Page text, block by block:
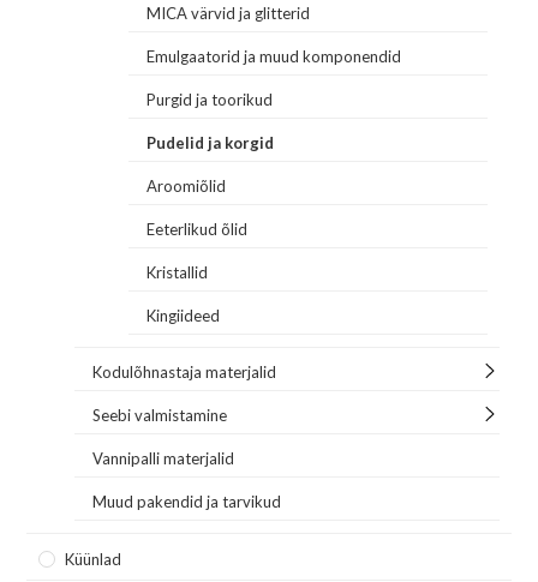
MICA värvid ja glitterid
Emulgaatorid ja muud komponendid
Purgid ja toorikud
Pudelid ja korgid
Aroomiõlid
Eeterlikud õlid
Kristallid
Kingiideed
Kodulõhnastaja materjalid
Seebi valmistamine
Vannipalli materjalid
Muud pakendid ja tarvikud
Küünlad